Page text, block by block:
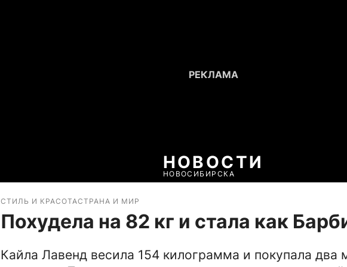
НОВОСТИ
НОВОСИБИРСКА
СТИЛЬ И КРАСОТАСТРАНА И МИР
Похудела на 82 кг и стала как
Кайла Лавенд весила 154 килограмма и покупала два